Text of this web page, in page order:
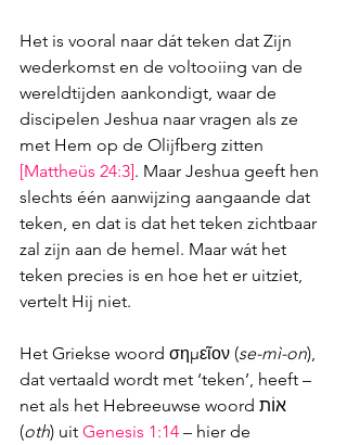
Het is vooral naar dát teken dat Zijn
wederkomst en de voltooiing van de
wereldtijden aankondigt, waar de
discipelen Jeshua naar vragen als ze
met Hem op de Olijfberg zitten
[Mattheüs 24:3]. Maar Jeshua geeft hen
slechts één aanwijzing aangaande dat
teken, en dat is dat het teken zichtbaar
zal zijn aan de hemel. Maar wát het
teken precies is en hoe het er uitziet,
vertelt Hij niet.
Het Griekse woord σημεῖον (se-mì-on),
dat vertaald wordt met ‘teken’, heeft –
net als het Hebreeuwse woord אוֹת
(oth) uit Genesis 1:14 – hier de